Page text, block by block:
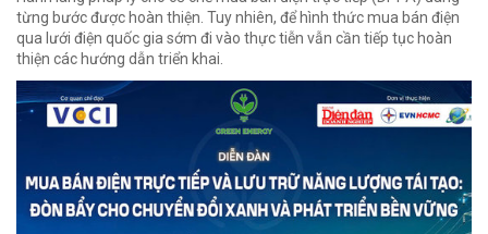
từng bước được hoàn thiện. Tuy nhiên, để hình thức mua bán điện
qua lưới điện quốc gia sớm đi vào thực tiễn vẫn cần tiếp tục hoàn
thiện các hướng dẫn triển khai.